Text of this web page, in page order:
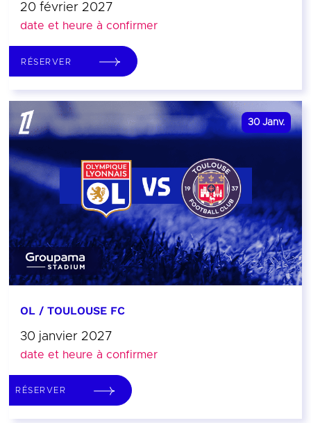
20 février 2027
date et heure à confirmer
RÉSERVER
30 Janv.
OL / TOULOUSE FC
30 janvier 2027
date et heure à confirmer
RÉSERVER